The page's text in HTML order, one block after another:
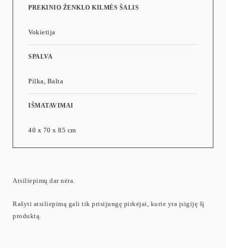
PREKINIO ŽENKLO KILMĖS ŠALIS
Vokietija
SPALVA
Pilka, Balta
IŠMATAVIMAI
40 x 70 x 85 cm
Atsiliepimų dar nėra.
Rašyti atsiliepimą gali tik prisijungę pirkėjai, kurie yra įsigiję šį
produktą.